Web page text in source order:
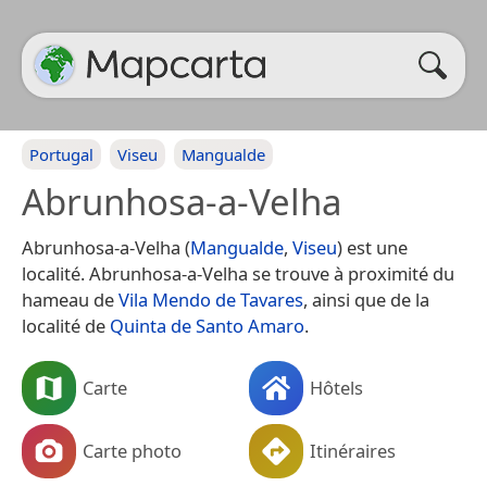
Portugal Viseu Mangualde
Abrunhosa-a-Velha
Abrunhosa-a-Velha (Mangualde, Viseu) est une
localité. Abrunhosa-a-Velha se trouve à proximité du
hameau deVila Mendo de Tavares, ainsi que de la
localité de Quinta de Santo Amaro.
Carte Hôtels
Carte photo Itinéraires